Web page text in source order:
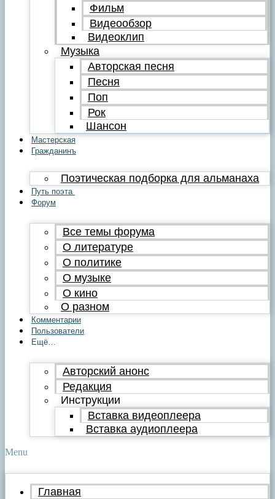
Фильм
Видеообзор
Видеоклип
Музыка
Авторская песня
Песня
Поп
Рок
Шансон
Мастерская
Гражданинъ
Поэтическая подборка для альманаха
Путь поэта
Форум
Все темы форума
О литературе
О политике
О музыке
О кино
О разном
Комментарии
Пользователи
Ещё…
Авторский анонс
Редакция
Инструкции
Вставка видеоплеера
Вставка аудиоплеера
Menu
Главная